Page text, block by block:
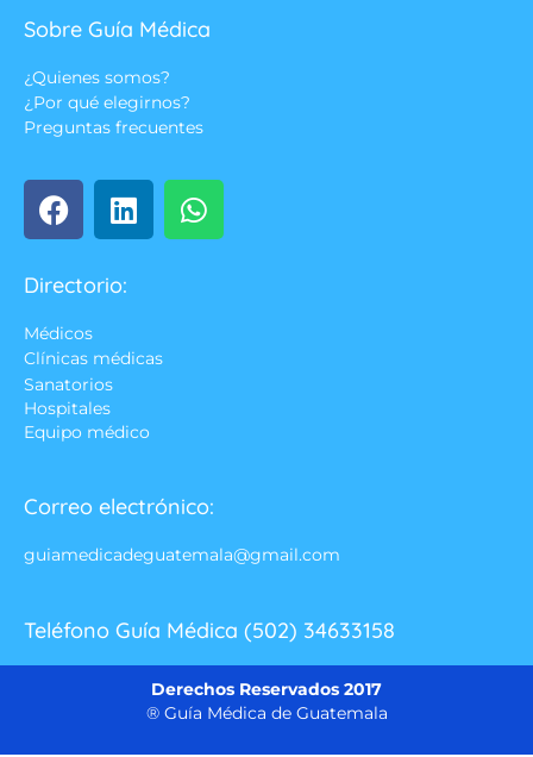
Sobre Guía Médica
¿Quienes somos?
¿Por qué elegirnos?
Preguntas frecuentes
Directorio:
Médicos
Clínicas médicas
Sanatorios
Hospitales
Equipo médico
Correo electrónico:
guiamedicadeguatemala@gmail.com
Teléfono Guía Médica (502) 34633158
Derechos Reservados 2017
® Guía Médica de Guatemala